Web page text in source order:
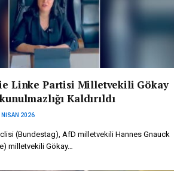
Linke Partisi Milletvekili Gökay
Kaldırıldı
NISAN 2026
(Bundestag), AfD milletvekili Hannes Gnauck
milletvekili Gökay…